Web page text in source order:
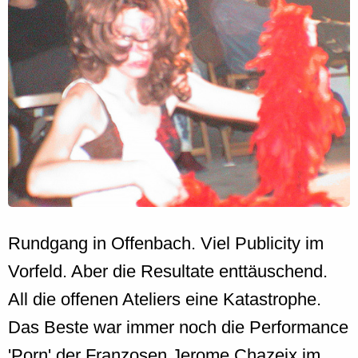
Rundgang in Offenbach. Viel Publicity im
Vorfeld. Aber die Resultate enttäuschend.
All die offenen Ateliers eine Katastrophe.
Das Beste war immer noch die Performance